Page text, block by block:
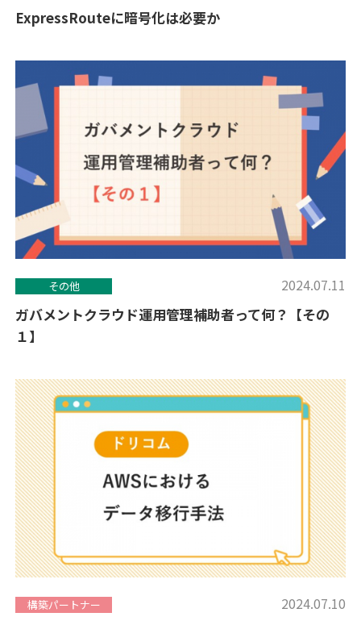
ExpressRouteに暗号化は必要か
その他 2024.07.11
ガバメントクラウド運用管理補助者って何？【その
１】
構築パートナー 2024.07.10